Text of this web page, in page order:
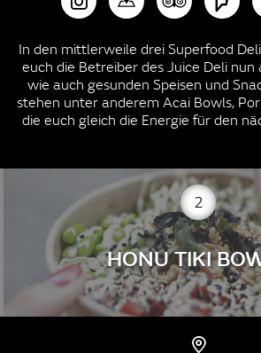
In den mittlerweile drei Superfood
euch die Betreiber des Juice Deli
wie auch gesunden Speisen und
stehen unter anderem Acai Bowls,
die euch gleich die Energie für den
2
HONU TIKI